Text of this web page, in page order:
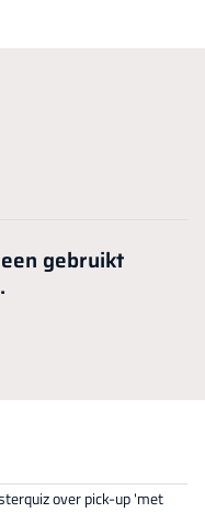
gebruikt
over pick-up 'met